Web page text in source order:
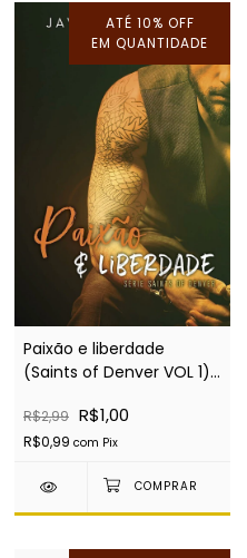
ATÉ 10% OFF
EM QUANTIDADE
Paixão e liberdade
(Saints of Denver VOL 1)
R$2,99 R$1,00
R$0,99 com Pix